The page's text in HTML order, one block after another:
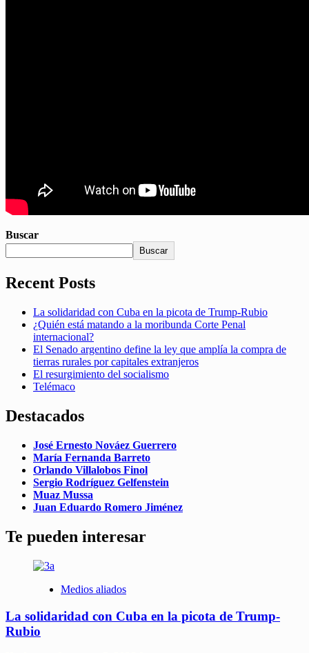
Buscar
Buscar
Recent Posts
La solidaridad con Cuba en la picota de Trump-Rubio
¿Quién está matando a la moribunda Corte Penal
internacional?
El Senado argentino define la ley que amplía la compra de
tierras rurales por capitales extranjeros
El resurgimiento del socialismo
Telémaco
Destacados
José Ernesto Nováez Guerrero
María Fernanda Barreto
Orlando Villalobos Finol
Sergio Rodríguez Gelfenstein
Muaz Mussa
Juan Eduardo Romero Jiménez
Te pueden interesar
Medios aliados
La solidaridad con Cuba en la picota de Trump-
Rubio